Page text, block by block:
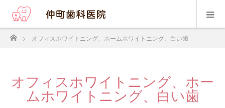
オフィスホワイトニング、ホームホワイトニング、白い歯
オフィスホワイトニング、ホー
ムホワイトニング、白い歯